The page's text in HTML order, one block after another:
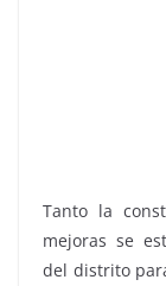
Tanto la
mejoras se
del distrito